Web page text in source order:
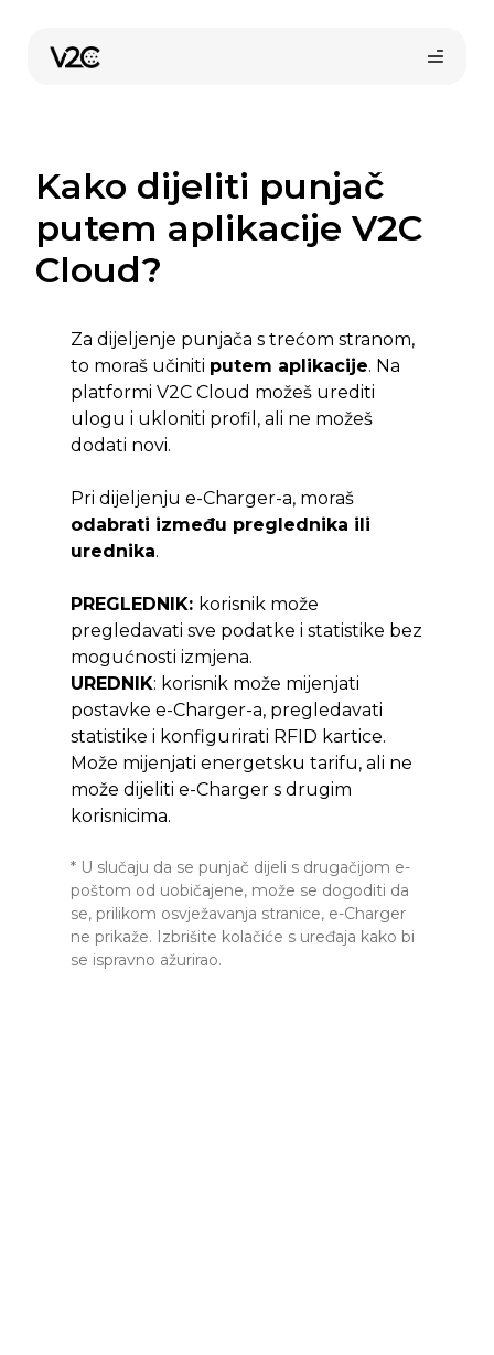
sadržaj
Kako dijeliti punjač
putem aplikacije V2C
Cloud?
Za dijeljenje punjača s trećom stranom,
to moraš učiniti putem aplikacije. Na
platformi V2C Cloud možeš urediti
ulogu i ukloniti profil, ali ne možeš
dodati novi.
Pri dijeljenju e-Charger-a, moraš
odabrati između preglednika ili
urednika.
PREGLEDNIK: korisnik može
pregledavati sve podatke i statistike bez
mogućnosti izmjena.
UREDNIK: korisnik može mijenjati
postavke e-Charger-a, pregledavati
statistike i konfigurirati RFID kartice.
Može mijenjati energetsku tarifu, ali ne
može dijeliti e-Charger s drugim
korisnicima.
* U slučaju da se punjač dijeli s drugačijom e-
poštom od uobičajene, može se dogoditi da
se, prilikom osvježavanja stranice, e-Charger
ne prikaže. Izbrišite kolačiće s uređaja kako bi
se ispravno ažurirao.